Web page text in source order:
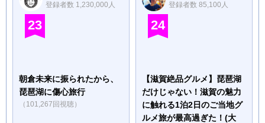
登録者数 1,230,000人
23
朝倉未来に振られたから、
琵琶湖に傷心旅行
（101,267回視聴）
登録者数 85,100人
24
【滋賀絶品グルメ】琵琶湖
だけじゃない！滋賀の魅力
に触れる1泊2日のご当地グ
ルメ旅が最高過ぎた！(大